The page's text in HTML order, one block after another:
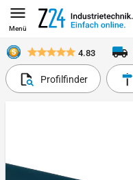
Menü
4.83
Profilfinder